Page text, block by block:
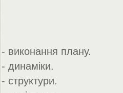
- виконання плану.
- динаміки.
- структури.